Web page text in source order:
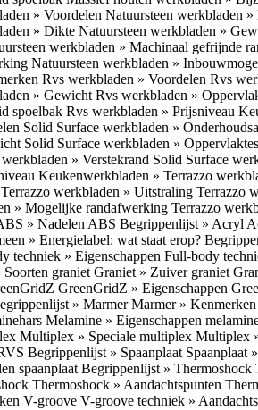
» Voordelen Natuursteen werkbladen »
» Dikte Natuursteen werkbladen »
werkbladen » Machinaal gefrijnde
Natuursteen werkbladen »
Rvs werkbladen » Voordelen Rvs
» Gewicht Rvs werkbladen »
spoelbak Rvs werkbladen » Prijsniveau
Solid Surface werkbladen »
Solid Surface werkbladen »
» Verstekrand Solid Surface
Keukenwerkbladen » Terrazzo
Terrazzo werkbladen » Uitstraling Terrazzo
» Mogelijke randafwerking Terrazzo
» Nadelen ABS Begrippenlijst » Acryl
» Energielabel: wat staat erop?
techniek » Eigenschappen Full-body
Soorten graniet Graniet » Zuiver graniet
GreenGridZ » Eigenschappen
» MarmerMarmer »
Melamine » Eigenschappen
Multiplex » Speciale multiplex Multiplex
Begrippenlijst » Spaanplaat Spaanplaat
spaanplaat Begrippenlijst » Thermoshock
Thermoshock » Aandachtspunten
V-groove V-groove techniek »